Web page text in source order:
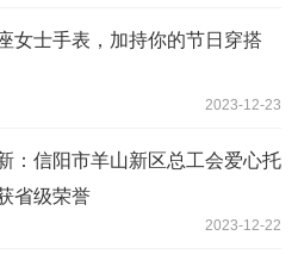
女士手表，加持你的节日穿搭
2023-12-23
：​信阳市羊山新区总工会爱心托
省级荣誉
2023-12-22